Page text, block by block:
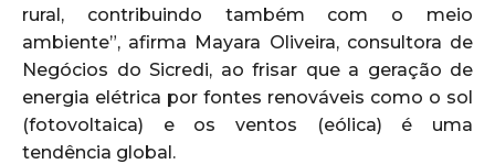
rural, contribuindo também com o meio
ambiente”, afirma Mayara Oliveira, consultora de
Negócios do Sicredi, ao frisar que a geração de
energia elétrica por fontes renováveis como o sol
(fotovoltaica) e os ventos (eólica) é uma
tendência global.